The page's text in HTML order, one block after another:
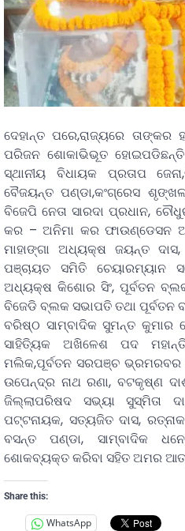
ଦେହାନ୍ତ ପରେ,ରାଜ୍ୟରେ
ପରିଜନ ଶୋକାଭିଭୂତ
ସ୍ଥାନୀୟ ବିଧାୟକ ପ୍ରତାପ
ବୈଜୟନ୍ତ ପଣ୍ଡା,କଂଗ୍ରେସ
ବିଜେପି ନେତା ସାରଦା ପ୍ରଧାନ,
କର – ଅନିମା କର ଫାଉଣ୍ଡେସନ
ମାହାଙ୍ଗା ଅଧ୍ୟକ୍ଷ ଜୟନ୍ତ ଦାସ,
ପଞ୍ଚାୟତ ସମିତି ଚେୟାରମ୍ୟାନ
ଅଧ୍ୟକ୍ଷ କିଶୋର ସିଂ, ପୂର୍ବତନ
ବିଜେଡି ବ୍ଲକ ସଭାପତି ତଥା
ବରିଷ୍ଠ ସାମ୍ବାଦିକ ସୁମନ୍ତ କୁମାର
ସାହିତ୍ୟିକ ଅଖିଳେଶ ପଦ
ମଲିକ,ପୂର୍ବତନ ସରପଞ୍ଚ ଭ୍ରମରବର
ଉପେନ୍ଦ୍ର ନାଥ ରଣା, ବଟକୃଷ୍ଣ
ଜିଲ୍ଲାପରିଷଦ ସଭ୍ୟା ସୁସ୍ମିତା
ପଟ୍ଟନାୟକ, ସତ୍ୟଜିତ ଦାସ,
ବସନ୍ତ ପଣ୍ଡା, ସାମ୍ବାଦିକ
ଶୋକବ୍ୟକ୍ତ କରିବା ସହିତ ଅମର
Share this:
WhatsApp